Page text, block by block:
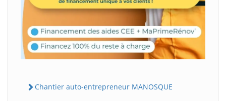
Chantier auto-entrepreneur MANOSQUE